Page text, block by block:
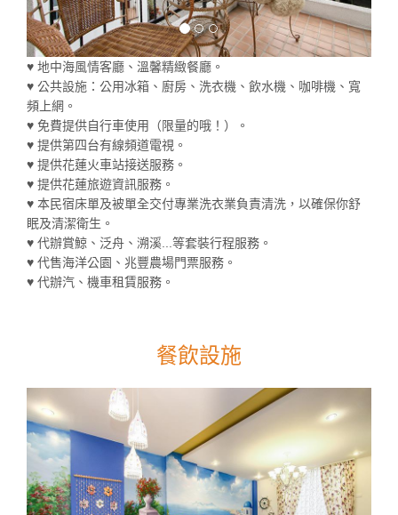
♥ 地中海風情客廳、溫馨精緻餐廳。
♥ 公共設施：公用冰箱、廚房、洗衣機、飲水機、咖啡機、寬
頻上網。
♥ 免費提供自行車使用（限量的哦！）。
♥ 提供第四台有線頻道電視。
♥ 提供花蓮火車站接送服務。
♥ 提供花蓮旅遊資訊服務。
♥ 本民宿床單及被單全交付專業洗衣業負責清洗，以確保你舒
眠及清潔衛生。
♥ 代辦賞鯨、泛舟、溯溪...等套裝行程服務。
♥ 代售海洋公園、兆豐農場門票服務。
♥ 代辦汽、機車租賃服務。
餐飲設施